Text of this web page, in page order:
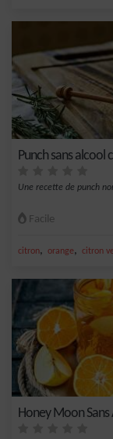
Punch sans alcool
Une recette de punch
Facile
citron, orange, citron
Honey Moon Sans